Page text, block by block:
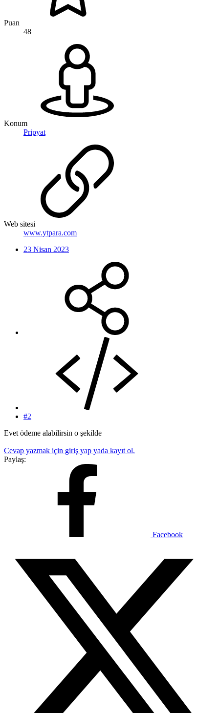
Puan
48
Konum
Pripyat
Web sitesi
www.ytpara.com
23 Nisan 2023
#2
Evet ödeme alabilirsin o şekilde
Cevap yazmak için giriş yap yada kayıt ol.
Paylaş:
Facebook